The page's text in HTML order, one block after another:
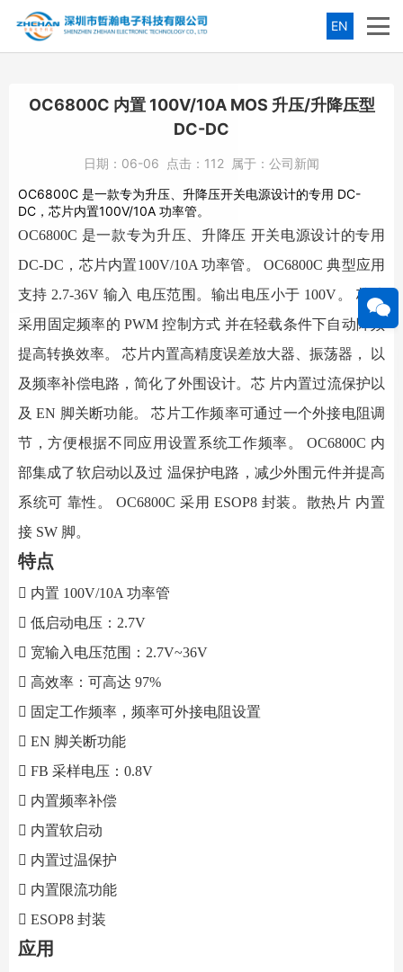
EN
OC6800C 内置 100V/10A MOS 升压/升降压型
DC-DC
日期： 06-06 点击： 112 属于： 公司新闻
OC6800C 是一款专为升压、升降压开关电源设计的专用 DC-
DC，芯片内置100V/10A 功率管。
OC6800C 是一款专为升压、升降压 开关电源设计的专用
DC-DC ，芯片内置100V/10A 功率管。 OC6800C典型应用
支持 2.7-36V 输入 电压范围。输出电压小于 100V。
芯片
采用固定频率的 PWM控制方式 并在轻载条件下自动降频
提高转换效率。
芯片内置高精度误差放大器、振荡器， 以
及频率补偿电路，简化了外围设计。芯 片内置过流保护以
及EN 脚关断功能。
芯片工作频率可通过一个外接电阻调
节，方便根据不同应用设置系统工作频率。
OC6800C 内
部集成了软启动以及过 温保护电路，减少外围元件并提高
系统可 靠性。
OC6800C采用ESOP8 封装。散热片 内置
接 SW 脚。
特点
 内置 100V/10A 功率管
 低启动电压： 2.7V
 宽输入电压范围： 2.7V~36V
 高效率：可高达 97%
 固定工作频率，频率可外接电阻设置
 EN 脚关断功能
 FB 采样电压： 0.8V
 内置频率补偿
 内置软启动
 内置过温保护
 内置限流功能
 ESOP8 封装
应用